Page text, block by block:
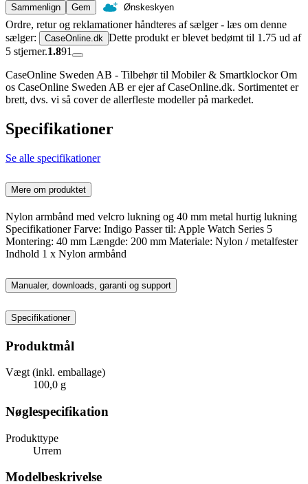
Sammenlign
Gem Ønskeskyen
Ordre, retur og reklamationer håndteres af sælger - læs om denne
sælger:
CaseOnline.dk Dette produkt er blevet bedømt til 1.75 ud af
5 stjerner.1.891
CaseOnline Sweden AB - Tilbehør til Mobiler & Smartklockor Om
os CaseOnline Sweden AB er ejer af CaseOnline.dk. Sortimentet er
brett, dvs. vi så cover de allerfleste modeller på markedet.
Specifikationer
Se alle specifikationer
Mere om produktet
Nylon armbånd med velcro lukning og 40 mm metal hurtig lukning
Specifikationer Farve: Indigo Passer til: Apple Watch Series 5
Montering: 40 mm Længde: 200 mm Materiale: Nylon / metalfester
Indhold 1 x Nylon armbånd
Manualer, downloads, garanti og support
Specifikationer
Produktmål
Vægt (inkl. emballage)
100,0 g
Nøglespecifikation
Produkttype
Urrem
Modelbeskrivelse